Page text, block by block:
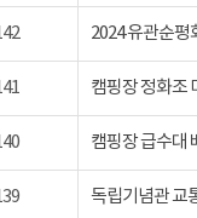
2024 유관순평
캠핑장 정화조
캠핑장 급수대
독립기념관 교